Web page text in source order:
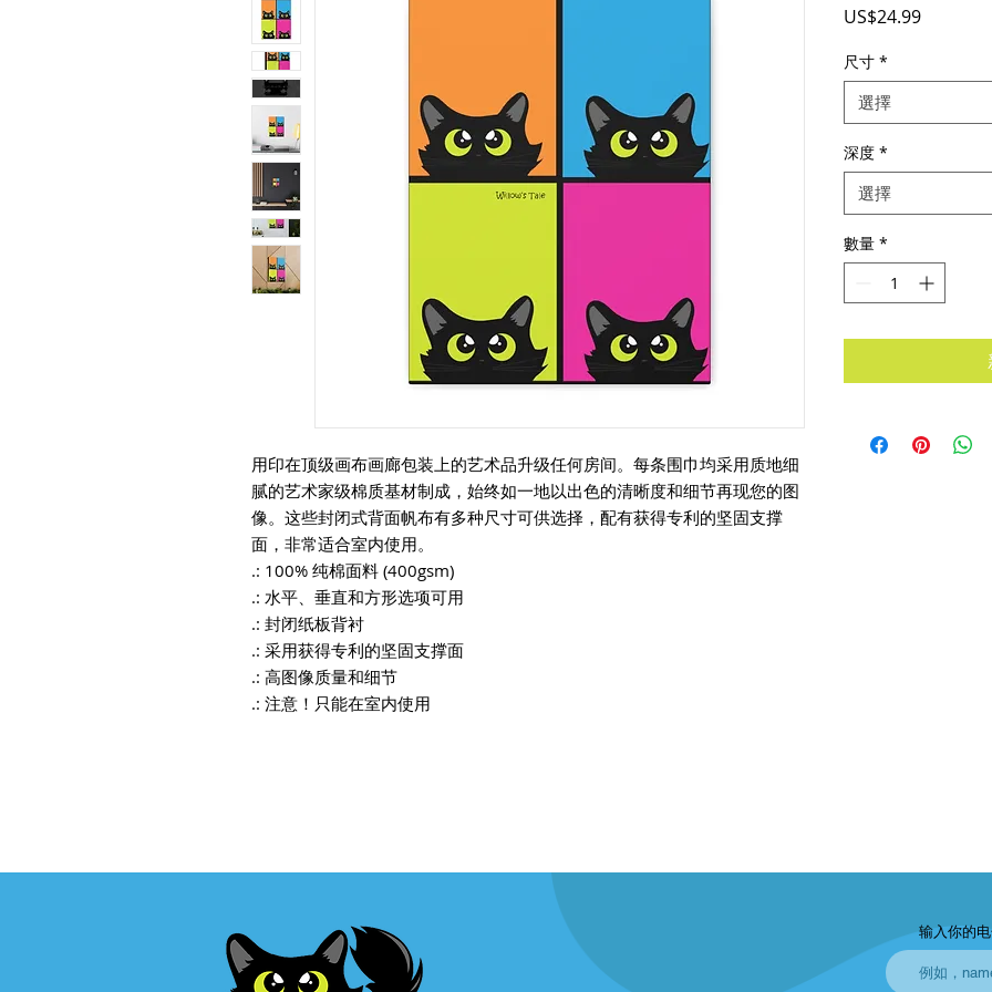
用印在顶级画布画廊包装上的艺术品升级任何房间。每条围巾均采用质地细
腻的艺术家级棉质基材制成，始终如一地以出色的清晰度和细节再现您的图
像。这些封闭式背面帆布有多种尺寸可供选择，配有获得专利的坚固支撑
面，非常适合室内使用。
.: 100% 纯棉面料 (400gsm)
.: 水平、垂直和方形选项可用
.: 封闭纸板背衬
.: 采用获得专利的坚固支撑面
.: 高图像质量和细节
.: 注意！只能在室内使用
US$24.99價
尺寸 *
選擇
深度 *
選擇
數量 *
输入你的